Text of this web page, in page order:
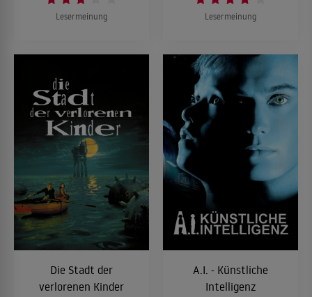
Lesermeinung Lesermeinung
Die Stadt der
verlorenen Kinder
A.I. - Künstliche
Intelligenz